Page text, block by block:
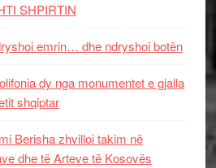
SHPIRTIN
emrin… dhe ndryshoi botën
dy nga monumentet e gjalla
shqiptar
Berisha zhvilloi takim në
dhe të Arteve të Kosovës